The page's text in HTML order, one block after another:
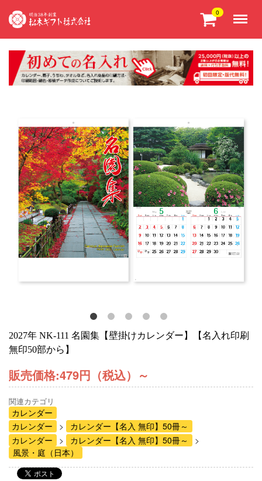
0
2027年 NK-111 名園集【壁掛けカレンダー】【名入れ印刷
無印50部から】
販売価格:479円（税込） ～
関連カテゴリ
カレンダー
カレンダー
カレンダー【名入 無印】50冊～
カレンダー
カレンダー【名入 無印】50冊～
風景・庭（日本）